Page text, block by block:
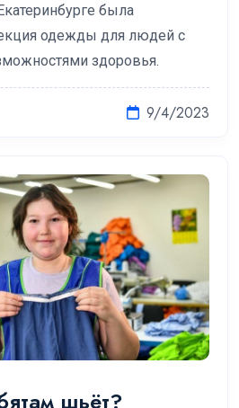
была
одежды для людей с
здоровья.
9/4/2023
шьёт?